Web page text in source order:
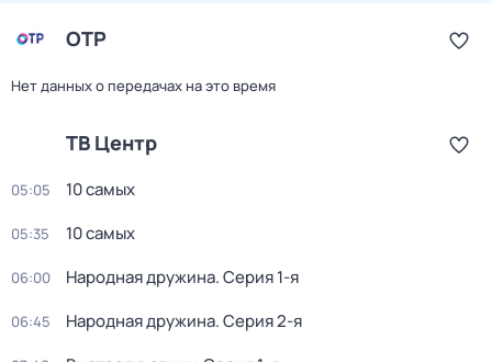
ОТР
Нет данных о передачах на это время
ТВ Центр
05:05 10 самых
05:35 10 самых
06:00 Народная дружина. Серия 1-я
06:45 Народная дружина. Серия 2-я